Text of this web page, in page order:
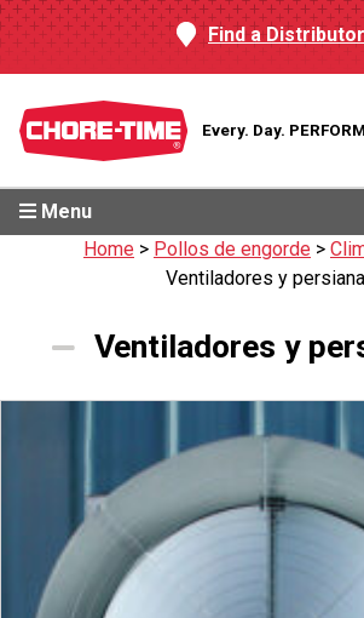
Find a Distributor
Every. Day.
Menu
Home > Pollos de engorde >
Ventiladores y
Ventiladores y